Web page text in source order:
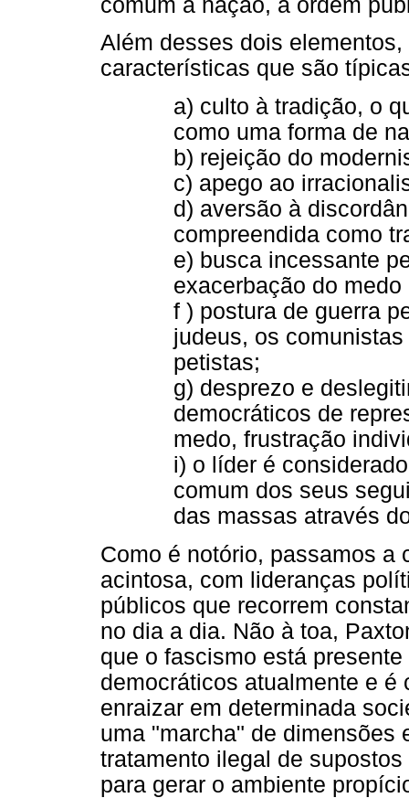
comum à nação, à ordem
Além desses dois
características que são
a) culto à tradição, o
como uma forma de
b) rejeição do
c) apego ao
d) aversão à
compreendida como
e) busca incessante
exacerbação do
f ) postura de guerra
judeus, os
petistas;
g) desprezo e
democráticos de
medo, frustração
i) o líder é
comum dos seus
das massas através
Como é notório, passamos a
acintosa, com lideranças
públicos que recorrem
no dia a dia. Não à toa,
que o fascismo está
democráticos atualmente e é
enraizar em determinada
uma "marcha" de dimensões
tratamento ilegal de
para gerar o ambiente